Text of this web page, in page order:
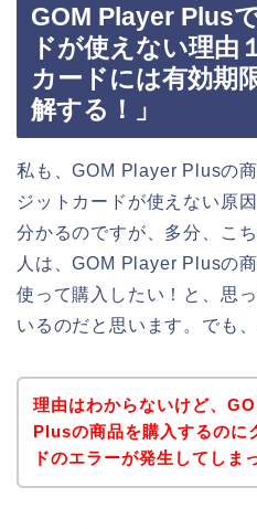
GOM Player Plus
ドが使えない理由
カードには有効期
解する！」
私も、GOM Player Plusの
ジットカードが使えない原
分かるのですが、多分、こ
人は、GOM Player Plusの
使って購入したい！と、思
いるのだと思います。でも、
理由はわからないけど、
Plusの商品を購入するのに
ドのエラーが発生してしま